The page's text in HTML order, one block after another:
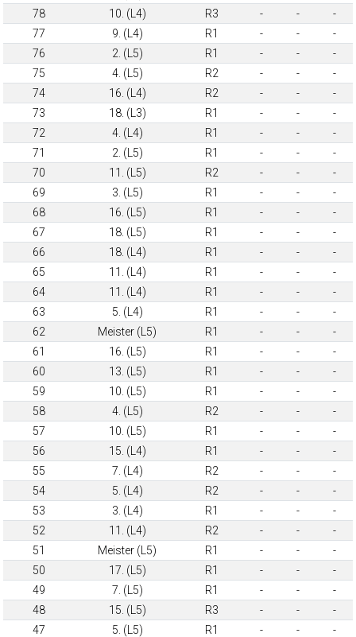
78
10. (L4) R3 - -
-
77
9. (L4) R1 - -
-
76
2. (L5) R1 - -
-
75
4. (L5) R2 - -
-
74
16. (L4) R2 - -
-
73
18. (L3) R1 - -
-
72
4. (L4) R1 - -
-
71
2. (L5) R1 - -
-
70
11. (L5) R2 - -
-
69
3. (L5) R1 - -
-
68
16. (L5) R1 - -
-
67
18. (L5) R1 - -
-
66
18. (L4) R1 - -
-
65
11. (L4) R1 - -
-
64
11. (L4) R1 - -
-
63
5. (L4) R1 - -
-
62
Meister (L5) R1 - -
-
61
16. (L5) R1 - -
-
60
13. (L5) R1 - -
-
59
10. (L5) R1 - -
-
58
4. (L5) R2 - -
-
57
10. (L5) R1 - -
-
56
15. (L4) R1 - -
-
55
7. (L4) R2 - -
-
54
5. (L4) R2 - -
-
53
3. (L4) R1 - -
-
52
11. (L4) R2 - -
-
51
Meister (L5) R1 - -
-
50
17. (L5) R1 - -
-
49
7. (L5) R1 - -
-
48
15. (L5) R3 - -
-
47
5. (L5) R1 - -
-